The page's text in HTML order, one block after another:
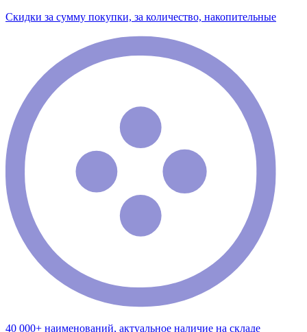
Скидки за сумму покупки, за количество, накопительные
40 000+ наименований, актуальное наличие на складе